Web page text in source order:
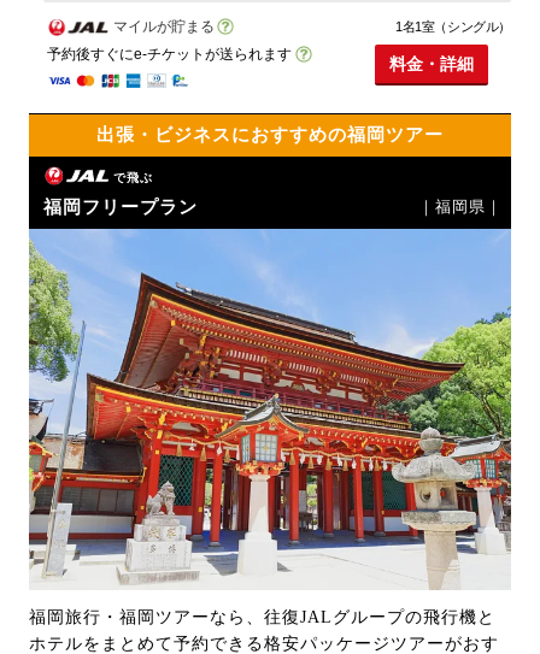
マイルが貯まる
予約後すぐにe-チケットが送られます
1名1室（シングル）
料金・詳細
出張・ビジネスにおすすめの福岡ツアー
で飛ぶ
福岡フリープラン ｜福岡県｜
福岡旅行・福岡ツアーなら、往復JALグループの飛行機と
ホテルをまとめて予約できる格安パッケージツアーがおす